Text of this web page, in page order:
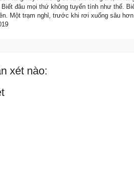
đâu mọi thứ không tuyến tính như thế.
Một trạm nghỉ, trước khi rơi xuống sâu
xét nào: